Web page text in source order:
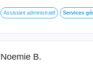
Assistant administratif Services
Noemie B.